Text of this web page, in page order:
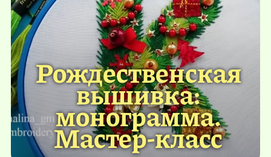
Рождественская
вышивка:
монограмма.
Мастер-класс